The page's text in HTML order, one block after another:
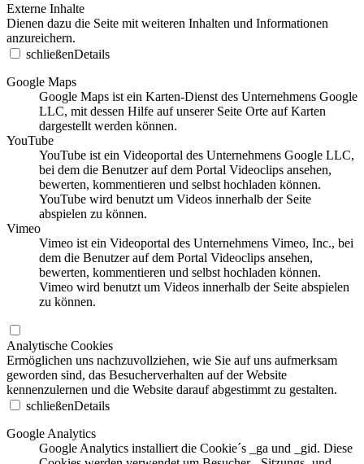
Externe Inhalte
Dienen dazu die Seite mit weiteren Inhalten und Informationen
anzureichern.
schließenDetails
Google Maps
Google Maps ist ein Karten-Dienst des Unternehmens Google
LLC, mit dessen Hilfe auf unserer Seite Orte auf Karten
dargestellt werden können.
YouTube
YouTube ist ein Videoportal des Unternehmens Google LLC,
bei dem die Benutzer auf dem Portal Videoclips ansehen,
bewerten, kommentieren und selbst hochladen können.
YouTube wird benutzt um Videos innerhalb der Seite
abspielen zu können.
Vimeo
Vimeo ist ein Videoportal des Unternehmens Vimeo, Inc., bei
dem die Benutzer auf dem Portal Videoclips ansehen,
bewerten, kommentieren und selbst hochladen können.
Vimeo wird benutzt um Videos innerhalb der Seite abspielen
zu können.
Analytische Cookies
Ermöglichen uns nachzuvollziehen, wie Sie auf uns aufmerksam
geworden sind, das Besucherverhalten auf der Website
kennenzulernen und die Website darauf abgestimmt zu gestalten.
schließenDetails
Google Analytics
Google Analytics installiert die Cookie´s _ga und _gid. Diese